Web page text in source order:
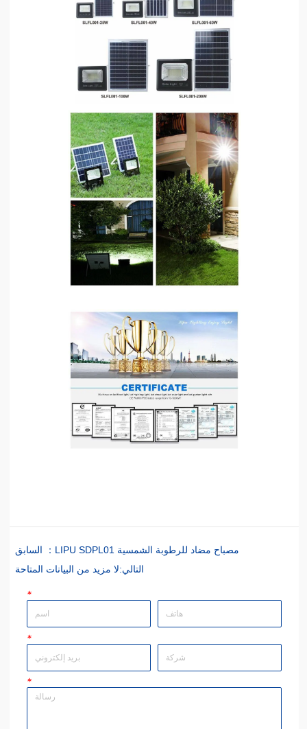
السابق ：
LIPU SDPL01 مصباح مضاد للرطوبة الشمسية
التالي:لا مزيد من البيانات المتاحة
*
*
*